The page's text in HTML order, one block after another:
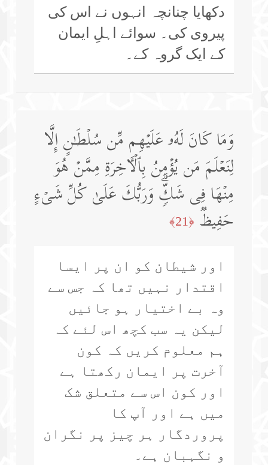
دکھایا چنانچہ انہوں نے اس کی
پیروی کی۔ سوائے اہلِ ایمان
کے ایک گروہ کے۔
وَمَا كَانَ لَهُۥ عَلَیۡهِم مِّن سُلۡطَـٰنٍ إِلَّا
لِنَعۡلَمَ مَن یُؤۡمِنُ بِٱلۡـَٔاخِرَةِ مِمَّنۡ هُوَ
مِنۡهَا فِی شَكࣲّۗ وَرَبُّكَ عَلَىٰ كُلِّ شَیۡءٍ
حَفِیظࣱ ﴿21﴾
اور شیطان کو ان پر ایسا
اقتدار نہیں تھا کہ جس سے
وہ بے اختیار ہو جائیں
لیکن یہ سب کچھ اس لئے کہ
ہم معلوم کریں کہ کون
آخرت پر ایمان رکھتا ہے
اور کون اس سے متعلق شک
میں ہے اور آپ کا
پروردگار ہر چیز پر نگران
و نگہبان ہے۔